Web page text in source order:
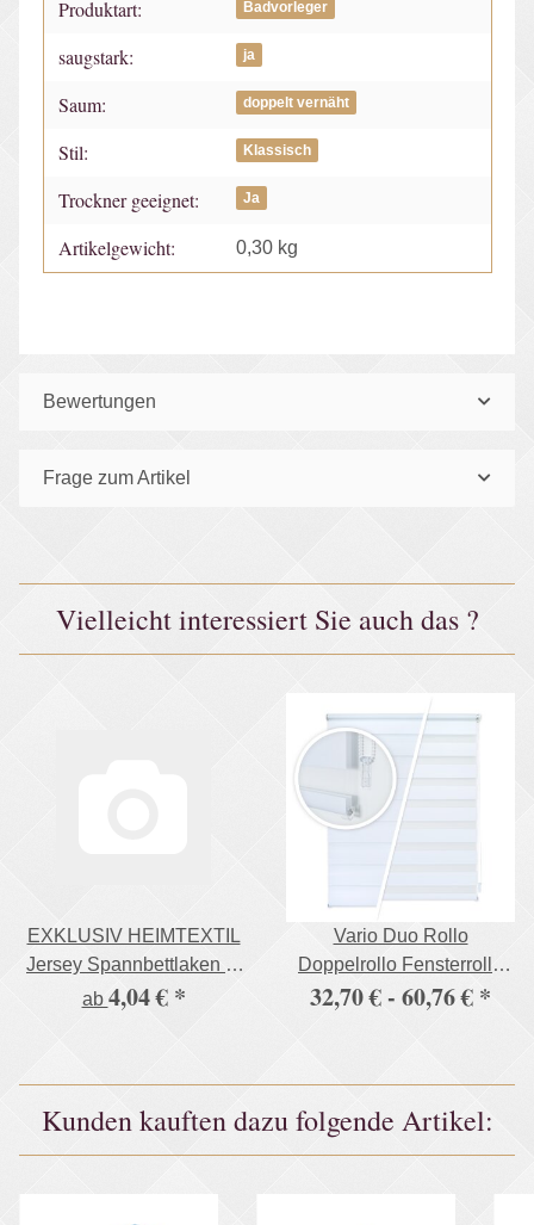
Produktart: Badvorleger
saugstark: ja
Saum: doppelt vernäht
Stil: Klassisch
Trockner geeignet: Ja
Artikelgewicht: 0,30 kg
Bewertungen
Frage zum Artikel
Vielleicht interessiert Sie auch das ?
EXKLUSIV HEIMTEXTIL
Jersey Spannbettlaken in
vielen Farben 100%
ab 4,04 € *
Vario Duo Rollo
Doppelrollo Fensterrollo
mit Klemm & Klickhalter
32,70 € - 60,76 € *
Kunden kauften dazu folgende Artikel: